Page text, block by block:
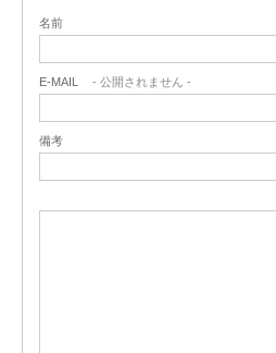
名前
E-MAIL - 公開されません -
備考